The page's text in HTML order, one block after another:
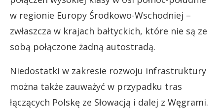
w regionie Europy Środkowo-Wschodniej –
zwłaszcza w krajach bałtyckich, które nie są ze
sobą połączone żadną autostradą.
Niedostatki w zakresie rozwoju infrastruktury
można także zauważyć w przypadku tras
łączących Polskę ze Słowacją i dalej z Węgrami.